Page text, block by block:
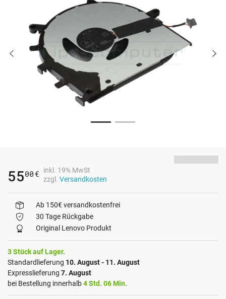
5500 €
inkl. 19% MwSt
zzgl. Versandkosten
Ab 150€ versandkostenfrei
30 Tage Rückgabe
Original Lenovo Produkt
3 Stück auf Lager.
Standardlieferung 10. August - 11. August
Expresslieferung 7. August
bei Bestellung innerhalb4 Std. 06 Min.